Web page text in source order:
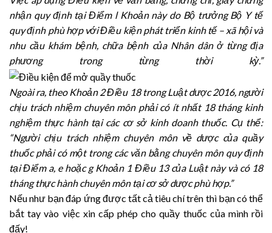
nhận quy định tại Điểm l Khoản này do Bộ trưởng Bộ Y tế
quy định phù hợp với Điều kiện phát triển kinh tế – xã hội và
nhu cầu khám bệnh, chữa bệnh của Nhân dân ở từng địa
phương trong từng thời kỳ.”
Ngoài ra, theo Khoản 2 Điều 18 trong Luật dược 2016, người
chịu trách nhiệm chuyên môn phải có ít nhất 18 tháng kinh
nghiệm thực hành tại các cơ sở kinh doanh thuốc. Cụ thể:
“Người chịu trách nhiệm chuyên môn về dược của quầy
thuốc phải có một trong các văn bằng chuyên môn quy định
tại Điểm a, e hoặc g Khoản 1 Điều 13 của Luật này và có 18
tháng thực hành chuyên môn tại cơ sở dược phù hợp.”
Nếu như bạn đáp ứng được tất cả tiêu chí trên thì bạn có thể
bắt tay vào việc xin cấp phép cho quầy thuốc của mình rồi
đấy!